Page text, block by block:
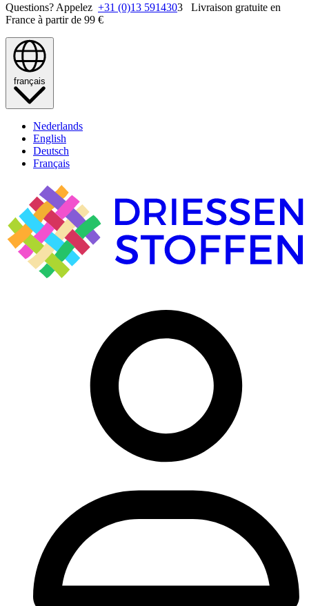
Questions? Appelez +31 (0)13 5914303 Livraison gratuite en
France à partir de 99 €
français
Nederlands
English
Deutsch
Français